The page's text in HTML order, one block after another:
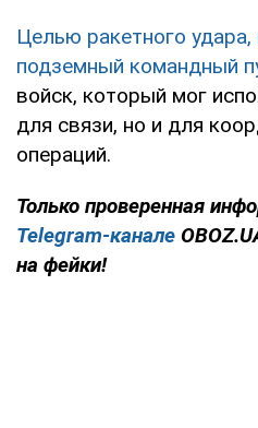
Целью ракетного удара,
подземный командный
войск, который мог
для связи, но и для
операций.
Только проверенная
Telegram-канале
на фейки!